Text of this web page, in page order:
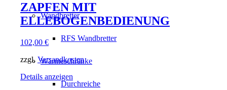
Wandbretter
RFS Wandbretter
Wärmeschränke
Durchreiche
ZAPFEN MIT
ELLEBOGENBEDIENUNG
102,00 €
zzgl. Versandkosten
Details anzeigen